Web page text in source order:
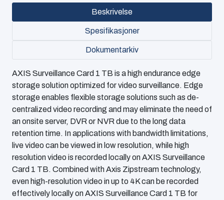
Beskrivelse
Spesifikasjoner
Dokumentarkiv
AXIS Surveillance Card 1 TB is a high endurance edge
storage solution optimized for video surveillance. Edge
storage enables flexible storage solutions such as de-
centralized video recording and may eliminate the need of
an onsite server, DVR or NVR due to the long data
retention time. In applications with bandwidth limitations,
live video can be viewed in low resolution, while high
resolution video is recorded locally on AXIS Surveillance
Card 1 TB. Combined with Axis Zipstream technology,
even high-resolution video in up to 4K can be recorded
effectively locally on AXIS Surveillance Card 1 TB for